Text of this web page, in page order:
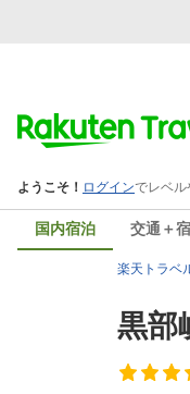
国内宿泊 交通＋宿
楽天トラベ
黒部